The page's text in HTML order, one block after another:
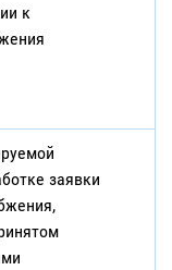
к
заявки